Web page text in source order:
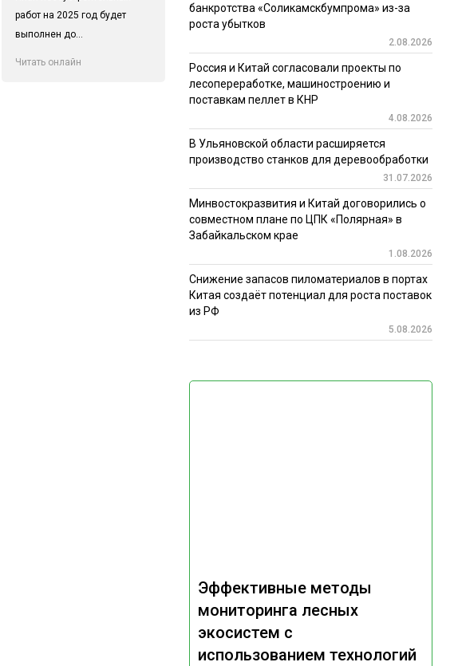
работ на 2025 год будет
выполнен до...
Читать онлайн
Эффективные методы
мониторинга лесных
экосистем с
использованием технологий
банкротства «Соликамскбумпрома» из-за
роста убытков
2.08.2026
Россия и Китай согласовали проекты по
лесопереработке, машиностроению и
поставкам пеллет в КНР
4.08.2026
В Ульяновской области расширяется
производство станков для деревообработки
31.07.2026
Минвостокразвития и Китай договорились о
совместном плане по ЦПК «Полярная» в
Забайкальском крае
1.08.2026
Снижение запасов пиломатериалов в портах
Китая создаёт потенциал для роста поставок
из РФ
5.08.2026